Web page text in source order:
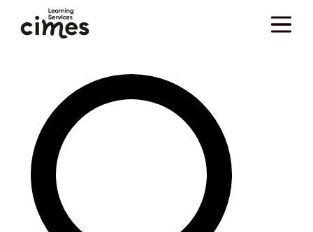
Skip to main content
Vous êtes ici :Accueil
Certificat de
Réalisation de la Formation : Guide Complet et Modèles
Rechercher dans Le Mag